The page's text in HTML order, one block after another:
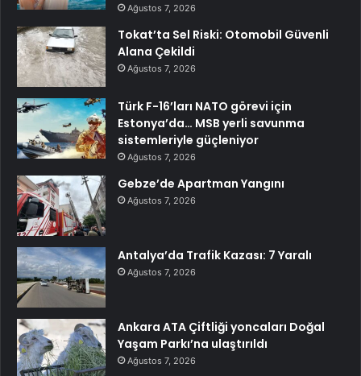
Ağustos 7, 2026
Tokat’ta Sel Riski: Otomobil Güvenli
Alana Çekildi
Ağustos 7, 2026
Türk F-16’ları NATO görevi için
Estonya’da… MSB yerli savunma
sistemleriyle güçleniyor
Ağustos 7, 2026
Gebze’de Apartman Yangını
Ağustos 7, 2026
Antalya’da Trafik Kazası: 7 Yaralı
Ağustos 7, 2026
Ankara ATA Çiftliği yoncaları Doğal
Yaşam Parkı’na ulaştırıldı
Ağustos 7, 2026